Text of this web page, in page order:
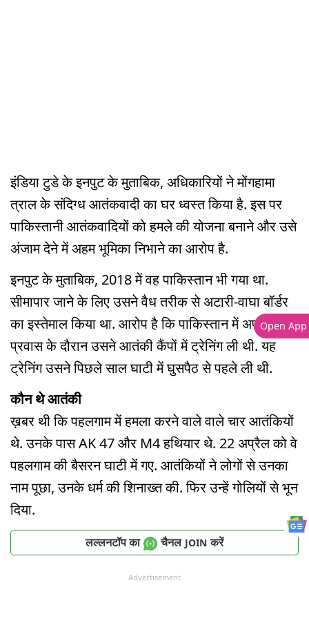
इंडिया टुडे के इनपुट के मुताबिक, अधिकारियों ने मोंगहामा
त्राल के संदिग्ध आतंकवादी का घर ध्वस्त किया है. इस पर
पाकिस्तानी आतंकवादियों को हमले की योजना बनाने और उसे
अंजाम देने में अहम भूमिका निभाने का आरोप है.
इनपुट के मुताबिक, 2018 में वह पाकिस्तान भी गया था.
सीमापार जाने के लिए उसने वैध तरीक से अटारी-वाघा बॉर्डर
का इस्तेमाल किया था. आरोप है कि पाकिस्तान में अपने
प्रवास के दौरान उसने आतंकी कैंपों में ट्रेनिंग ली थी. यह
ट्रेनिंग उसने पिछले साल घाटी में घुसपैठ से पहले ली थी.
कौन थे आतंकी
ख़बर थी कि पहलगाम में हमला करने वाले वाले चार आतंकियों
थे. उनके पास AK 47 और M4 हथियार थे. 22 अप्रैल को वे
पहलगाम की बैसरन घाटी में गए. आतंकियों ने लोगों से उनका
नाम पूछा, उनके धर्म की शिनाख्त की. फिर उन्हें गोलियों से भून
दिया.
लल्लनटॉप का चैनल JOIN करें
Advertisement
Open App